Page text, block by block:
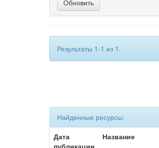
Результаты 1-1 из 1.
Найденные ресурсы:
Дата
публикации
Название